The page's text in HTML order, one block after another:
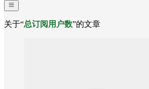
关于“总订阅用户数”的文章